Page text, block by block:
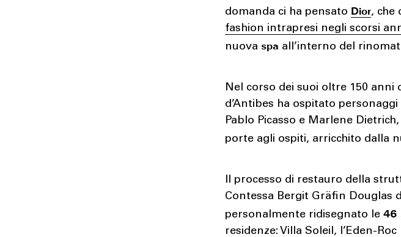
domanda ci ha pensato Dior, che
fashion intrapresi negli scorsi
nuovaspa all’interno del
Nel corso dei suoi oltre 150 anni
d’Antibes ha ospitato
Pablo Picasso e Marlene
porte agli ospiti, arricchito dalla
Il processo di restauro della
Contessa Bergit Gräfin Douglas
personalmente ridisegnato le46
residenze: Villa Soleil, l’Eden-